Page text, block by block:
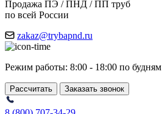
Продажа ПЭ / ПНД / ПП труб
по всей России
zakaz@trybapnd.ru
Режим работы: 8:00 - 18:00 по будням
Рассчитать Заказать звонок